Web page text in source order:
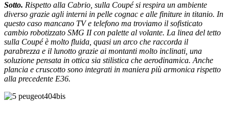
Sotto. Rispetto alla Cabrio, sulla Coupé si respira un ambiente
diverso grazie agli interni in pelle cognac e alle finiture in titanio. In
questo caso mancano TV e telefono ma troviamo il sofisticato
cambio robotizzato SMG II con palette al volante. La linea del tetto
sulla Coupé è molto fluida, quasi un arco che raccorda il
parabrezza e il lunotto grazie ai montanti molto inclinati, una
soluzione pensata in ottica sia stilistica che aerodinamica. Anche
plancia e cruscotto sono integrati in maniera più armonica rispetto
alla precedente E36.